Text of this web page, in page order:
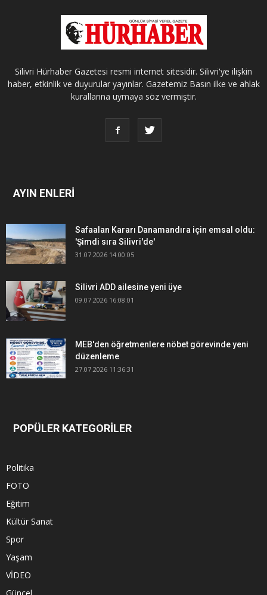
Silivri Hürhaber Gazetesi resmi internet sitesidir. Silivri'ye ilişkin
haber, etkinlik ve duyurular yayınlar. Gazetemiz Basın ilke ve ahlak
kurallarına uymaya söz vermiştir.
AYIN ENLERİ
Safaalan Kararı Danamandıra için emsal oldu:
'Şimdi sıra Silivri'de'
31.07.2026 14:00:05
Silivri ADD ailesine yeni üye
09.07.2026 16:08:01
MEB'den öğretmenlere nöbet görevinde yeni
düzenleme
27.07.2026 11:36:31
POPÜLER KATEGORİLER
Politika
FOTO
Eğitim
Kültür Sanat
Spor
Yaşam
VİDEO